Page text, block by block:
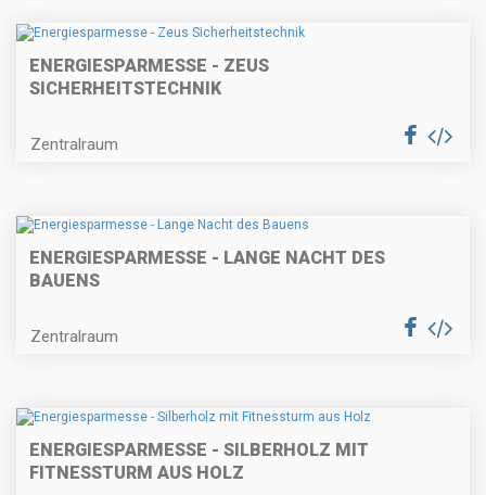
ENERGIESPARMESSE - ZEUS
SICHERHEITSTECHNIK
Zentralraum
ENERGIESPARMESSE - LANGE NACHT DES
BAUENS
Zentralraum
ENERGIESPARMESSE - SILBERHOLZ MIT
FITNESSTURM AUS HOLZ